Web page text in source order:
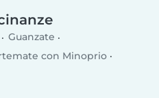
Guanzate
con Minoprio